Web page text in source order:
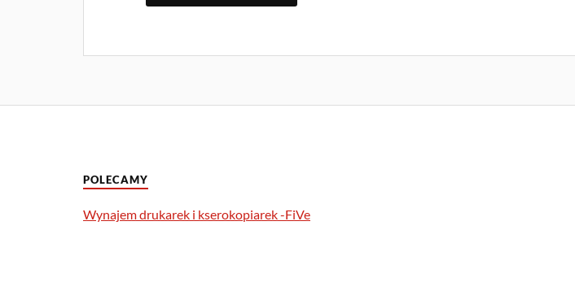
POLECAMY
Wynajem drukarek i kserokopiarek -FiVe